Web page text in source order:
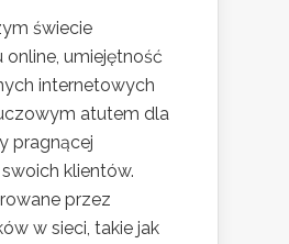
świecie
online, umiejętność
internetowych
atutem dla
pragnącej
klientów.
przez
w sieci, takie jak